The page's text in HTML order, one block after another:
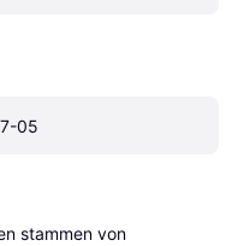
05
stammen von